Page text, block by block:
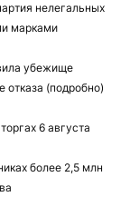
нелегальных
марками
убежище
отказа (подробно)
6 августа
более 2,5 млн